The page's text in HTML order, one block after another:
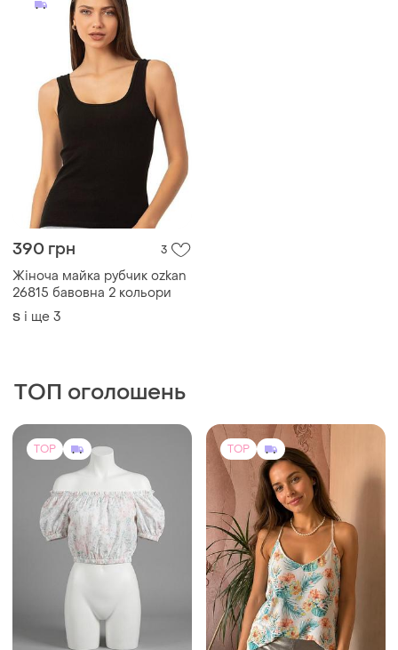
390 грн 3
Жіноча майка рубчик ozkan
26815 бавовна 2 кольори
S і ще 3
ТОП оголошень
TOP TOP